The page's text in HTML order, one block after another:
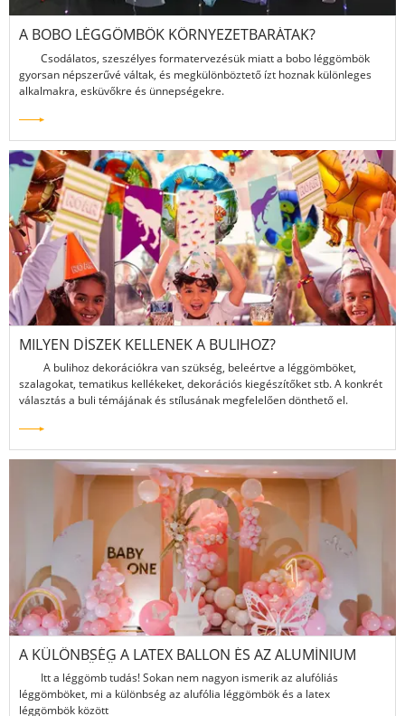
A BOBO LÉGGÖMBÖK KÖRNYEZETBARÁTAK?
Csodálatos, szeszélyes formatervezésük miatt a bobo léggömbök
gyorsan népszerűvé váltak, és megkülönböztető ízt hoznak különleges
alkalmakra, esküvőkre és ünnepségekre.
MILYEN DÍSZEK KELLENEK A BULIHOZ?
‌ A bulihoz dekorációkra van szükség, beleértve a léggömböket,
szalagokat, tematikus kellékeket, dekorációs kiegészítőket stb. A konkrét
választás a buli témájának és stílusának megfelelően dönthető el.
A KÜLÖNBSÉG A LATEX BALLON ÉS AZ ALUMÍNIUM
BALLON KÖZÖTT
Itt a léggömb tudás! Sokan nem nagyon ismerik az alufóliás
léggömböket, mi a különbség az alufólia léggömbök és a latex
léggömbök között